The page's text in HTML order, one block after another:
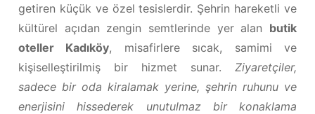
getiren küçük ve özel tesislerdir. Şehrin hareketli ve
kültürel açıdan zengin semtlerinde yer alan butik
oteller Kadıköy, misafirlere sıcak, samimi ve
kişiselleştirilmiş bir hizmet sunar. Ziyaretçiler,
sadece bir oda kiralamak yerine, şehrin ruhunu ve
enerjisini hissederek unutulmaz bir konaklama